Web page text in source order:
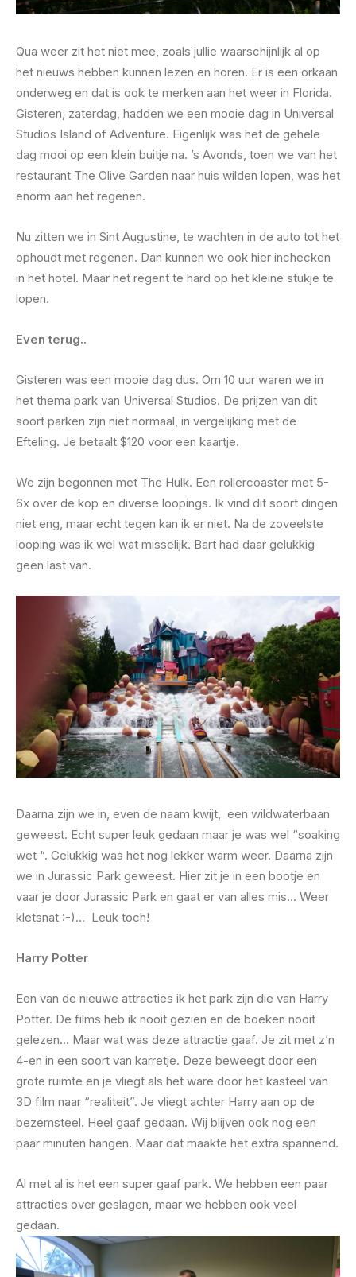
Qua weer zit het niet mee, zoals jullie waarschijnlijk al op
het nieuws hebben kunnen lezen en horen. Er is een orkaan
onderweg en dat is ook te merken aan het weer in Florida.
Gisteren, zaterdag, hadden we een mooie dag in Universal
Studios Island of Adventure. Eigenlijk was het de gehele
dag mooi op een klein buitje na. ’s Avonds, toen we van het
restaurant The Olive Garden naar huis wilden lopen, was het
enorm aan het regenen.
Nu zitten we in Sint Augustine, te wachten in de auto tot het
ophoudt met regenen. Dan kunnen we ook hier inchecken
in het hotel. Maar het regent te hard op het kleine stukje te
lopen.
Even terug..
Gisteren was een mooie dag dus. Om 10 uur waren we in
het thema park van Universal Studios. De prijzen van dit
soort parken zijn niet normaal, in vergelijking met de
Efteling. Je betaalt $120 voor een kaartje.
We zijn begonnen met The Hulk. Een rollercoaster met 5-
6x over de kop en diverse loopings. Ik vind dit soort dingen
niet eng, maar echt tegen kan ik er niet. Na de zoveelste
looping was ik wel wat misselijk. Bart had daar gelukkig
geen last van.
Daarna zijn we in, even de naam kwijt, een wildwaterbaan
geweest. Echt super leuk gedaan maar je was wel “soaking
wet “. Gelukkig was het nog lekker warm weer. Daarna zijn
we in Jurassic Park geweest. Hier zit je in een bootje en
vaar je door Jurassic Park en gaat er van alles mis… Weer
kletsnat :-)… Leuk toch!
Harry Potter
Een van de nieuwe attracties ik het park zijn die van Harry
Potter. De films heb ik nooit gezien en de boeken nooit
gelezen… Maar wat was deze attractie gaaf. Je zit met z’n
4-en in een soort van karretje. Deze beweegt door een
grote ruimte en je vliegt als het ware door het kasteel van
3D film naar “realiteit”. Je vliegt achter Harry aan op de
bezemsteel. Heel gaaf gedaan. Wij blijven ook nog een
paar minuten hangen. Maar dat maakte het extra spannend.
Al met al is het een super gaaf park. We hebben een paar
attracties over geslagen, maar we hebben ook veel
gedaan.